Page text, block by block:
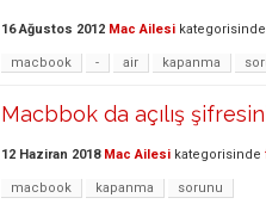
16 Ağustos 2012 Mac Ailesi kategorisinde
macbook - air kapanma
Macbbok da açılış
12 Haziran 2018 Mac Ailesi kategorisinde
macbook kapanma sorunu